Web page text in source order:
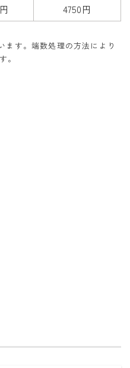
4750円
す。端数処理の方法により
。